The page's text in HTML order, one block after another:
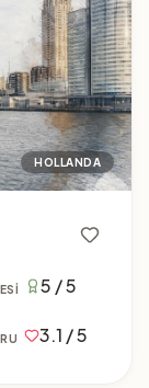
HOLLANDA
5 / 5
3.1 / 5